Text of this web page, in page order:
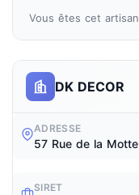
Vous êtes cet
DK DECOR
ADRESSE
57 Rue de la
SIRET